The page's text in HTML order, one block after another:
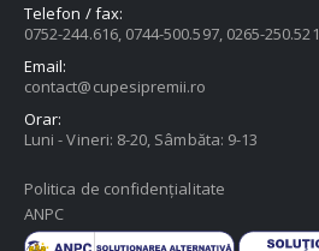
Telefon / fax:
0752-244.616, 0744-500.597, 0265-250.521
Email:
contact@cupesipremii.ro
Orar:
Luni - Vineri: 8-20, Sâmbăta: 9-13
Politica de confidențialitate
ANPC